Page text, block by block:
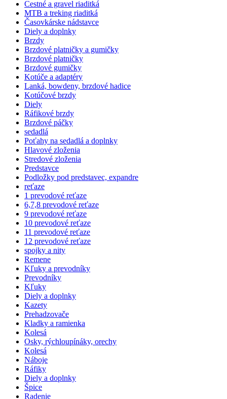
Cestné a gravel riaditká
MTB a treking riaditká
Časovkárske nádstavce
Diely a doplnky
Brzdy
Brzdové platničky a gumičky
Brzdové platničky
Brzdové gumičky
Kotúče a adaptéry
Lanká, bowdeny, brzdové hadice
Kotúčové brzdy
Diely
Ráfikové brzdy
Brzdové páčky
sedadlá
Poťahy na sedadlá a doplnky
Hlavové zloženia
Stredové zloženia
Predstavce
Podložky pod predstavec, expandre
reťaze
1 prevodové reťaze
6,7,8 prevodové reťaze
9 prevodové reťaze
10 prevodové reťaze
11 prevodové reťaze
12 prevodové reťaze
spojky a nity
Remene
Kľuky a prevodníky
Prevodníky
Kľuky
Diely a doplnky
Kazety
Prehadzovače
Kladky a ramienka
Kolesá
Osky, rýchloupínáky, orechy
Kolesá
Náboje
Ráfiky
Diely a doplnky
Špice
Radenie